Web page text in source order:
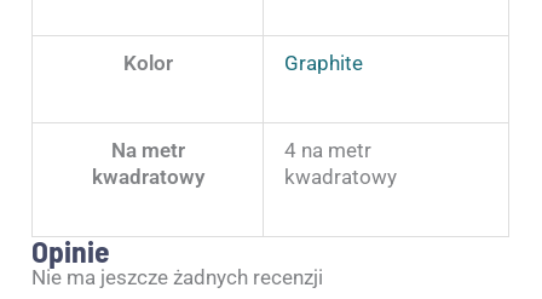
Kolor Graphite
Na metr
kwadratowy
4 na metr
kwadratowy
Opinie
Nie ma jeszcze żadnych recenzji